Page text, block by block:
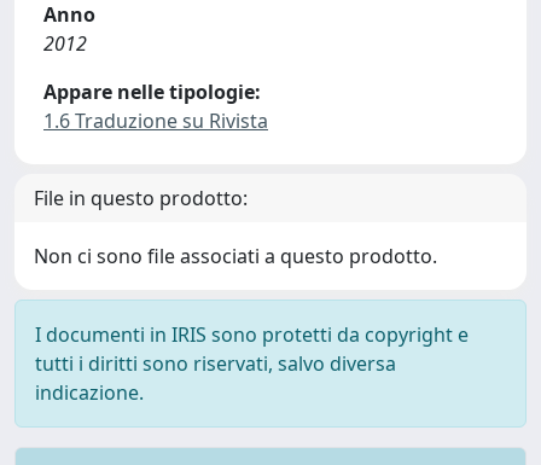
Anno
2012
Appare nelle tipologie:
1.6 Traduzione su Rivista
File in questo prodotto:
Non ci sono file associati a questo prodotto.
I documenti in IRIS sono protetti da copyright e
tutti i diritti sono riservati, salvo diversa
indicazione.